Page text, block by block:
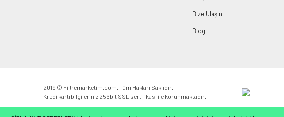
Bize Ulaşın
Blog
2019 © Filtremarketim.com. Tüm Hakları Saklıdır.
Kredi kartı bilgileriniz 256bit SSL sertifikası ile korunmaktadır.